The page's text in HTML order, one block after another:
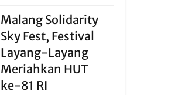
Malang Solidarity
Sky Fest, Festival
Layang-Layang
Meriahkan HUT
ke-81 RI